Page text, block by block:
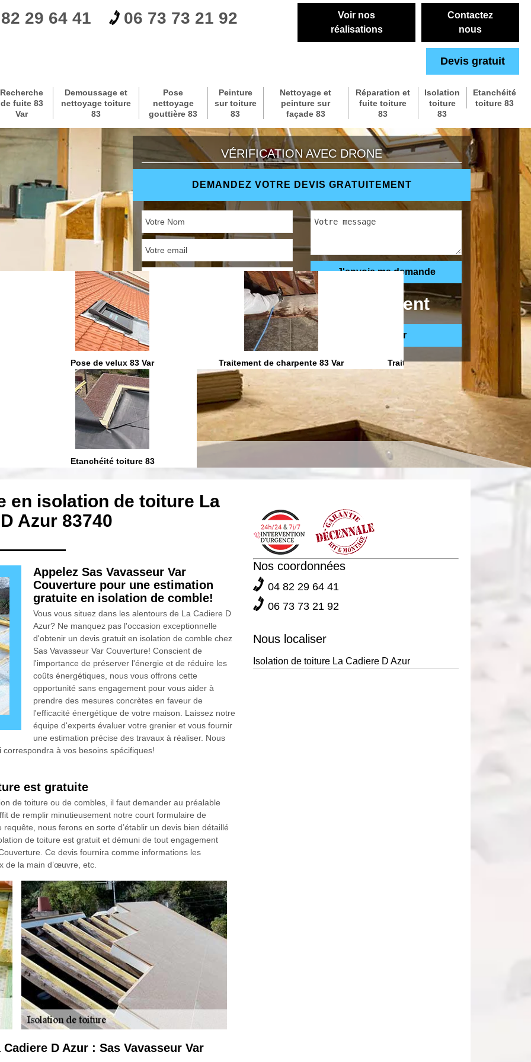
29 64 41 06 73 73 21 92
Voir nos
réalisations
Contactez
nous
Devis gratuit
Recherche
de fuite 83
Var
Demoussage et
nettoyage toiture
83
Pose
nettoyage
gouttière 83
Peinture
sur toiture
83
Nettoyage et
peinture sur
façade 83
Réparation et
fuite toiture
83
Isolation
toiture
83
Etanchéité
toiture 83
VÉRIFICATION AVEC DRONE
DEMANDEZ VOTRE DEVIS GRATUITEMENT
On vous rappelle gratuitement
Pose de velux 83 Var Traitement de charpente 83 Var Traitement anti Humidite 83 Var
Etanchéité toiture 83
en isolation de toiture La
Azur 83740
Appelez Sas Vavasseur Var
Couverture pour une estimation
gratuite en isolation de comble!
Vous vous situez dans les alentours de La Cadiere D
Azur? Ne manquez pas l'occasion exceptionnelle
d'obtenir un devis gratuit en isolation de comble chez
Sas Vavasseur Var Couverture! Conscient de
l'importance de préserver l'énergie et de réduire les
coûts énergétiques, nous vous offrons cette
opportunité sans engagement pour vous aider à
prendre des mesures concrètes en faveur de
l'efficacité énergétique de votre maison. Laissez notre
équipe d'experts évaluer votre grenier et vous fournir
une estimation précise des travaux à réaliser. Nous
à vos besoins spécifiques!
est gratuite
de toiture ou de combles, il faut demander au préalable
de remplir minutieusement notre court formulaire de
nous ferons en sorte d’établir un devis bien détaillé
de toiture est gratuit et démuni de tout engagement
Ce devis fournira comme informations les
de la main d’œuvre, etc.
D Azur : Sas Vavasseur Var
Nos coordonnées
04 82 29 64 41
06 73 73 21 92
Nous localiser
Isolation de toiture La Cadiere D Azur